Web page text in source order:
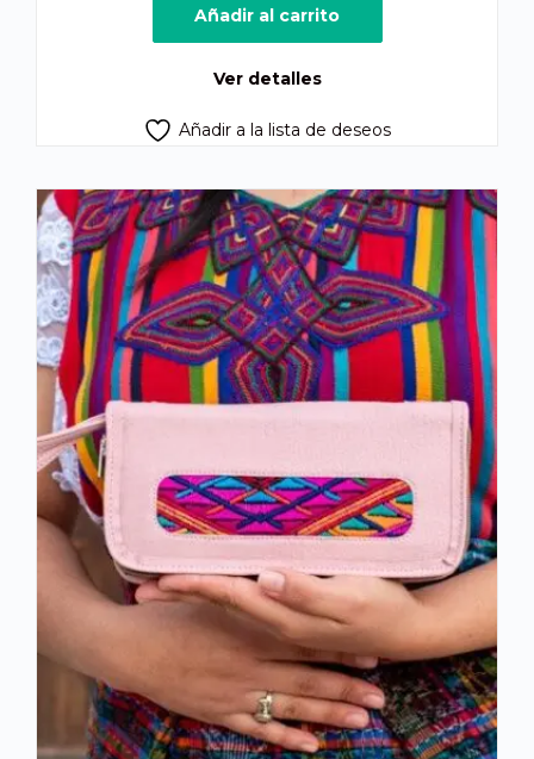
Añadir al carrito
Ver detalles
Añadir a la lista de deseos